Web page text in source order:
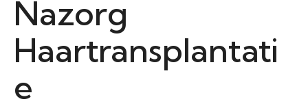
Nazorg
Haartransplantati
e